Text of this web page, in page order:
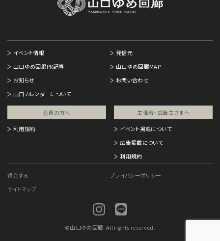
イベント情報
発信元
山口ゆめ回廊PR記事
山口ゆめ回廊MAP
お知らせ
お問い合わせ
山口カレンダーについて
会員の方へ
利用規約
主催者・広告主さまへ​
イベント掲載について
広告掲載について
利用規約
退会する
プライバシーポリシー
サイトマップ
©山口ゆめ回廊. All rights reserved.